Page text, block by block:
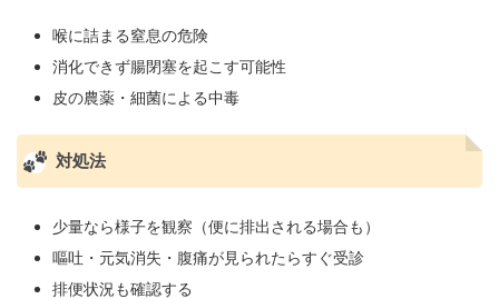
喉に詰まる窒息の危険
消化できず腸閉塞を起こす可能性
皮の農薬・細菌による中毒
対処法
少量なら様子を観察（便に排出される場合も）
嘔吐・元気消失・腹痛が見られたらすぐ受診
排便状況も確認する